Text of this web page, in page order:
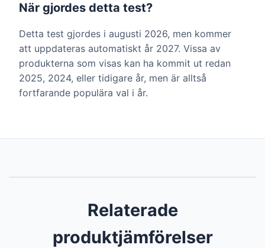
När gjordes detta test?
Detta test gjordes i augusti 2026, men kommer
att uppdateras automatiskt år 2027. Vissa av
produkterna som visas kan ha kommit ut redan
2025, 2024, eller tidigare år, men är alltså
fortfarande populära val i år.
Relaterade
produktjämförelser